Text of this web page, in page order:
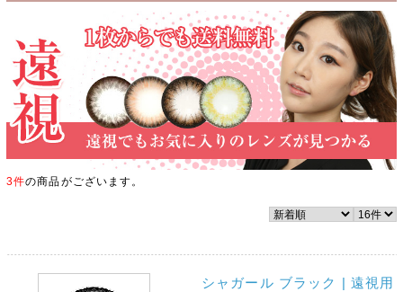
3件の商品がございます。
シャガール ブラック | 遠視用